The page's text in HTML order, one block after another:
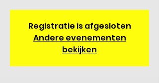
Registratie is afgesloten
Andere evenementen
bekijken